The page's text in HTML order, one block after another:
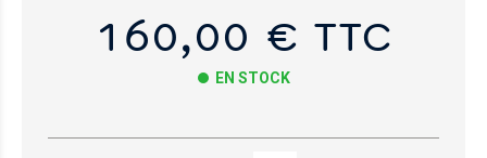
160,00 € TTC
EN STOCK